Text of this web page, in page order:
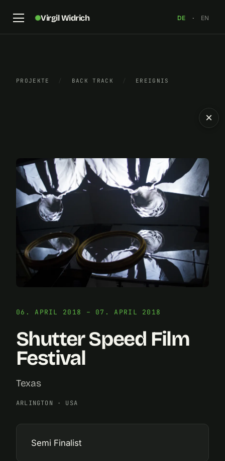
Virgil Widrich DE · EN
PROJEKTE / BACK TRACK / EREIGNIS
06. APRIL 2018 – 07. APRIL 2018
Shutter Speed Film
Festival
Texas
ARLINGTON · USA
Semi Finalist
×